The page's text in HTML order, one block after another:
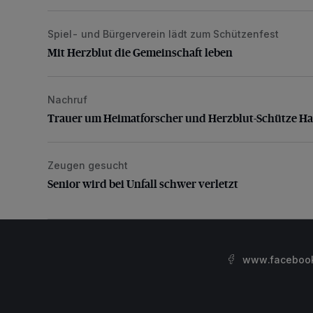
Mit Herzblut die Gemeinschaft leben
Spiel- und Bürgerverein lädt zum Schützenfest
Mit Herzblut die Gemeinschaft leben
Trauer um Heimatforscher und Herzblut-Schütze
Nachruf
Trauer um Heimatforscher und Herzblut-Schütze
Senior wird bei Unfall schwer verletzt
Zeugen gesucht
Senior wird bei Unfall schwer verletzt